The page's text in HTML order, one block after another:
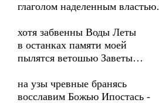
глаголом наделенным
хотя забвенны Воды Леты
в останках памяти моей
пылятся ветошью Заветы…
на узы чревные бранясь
восславим Божью Ипостась -